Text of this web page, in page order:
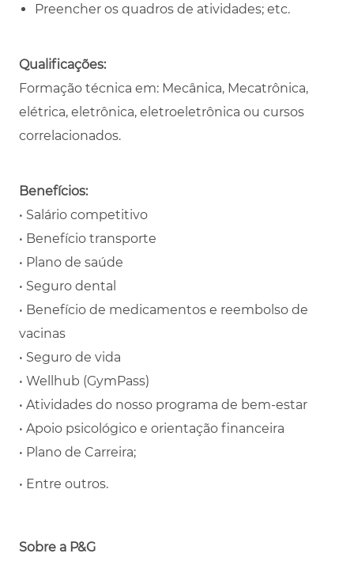
Preencher os quadros de atividades; etc.
Qualificações:
Formação técnica em: Mecânica, Mecatrônica,
elétrica, eletrônica, eletroeletrônica ou cursos
correlacionados.
Benefícios:
• Salário competitivo
• Benefício transporte
• Plano de saúde
• Seguro dental
• Benefício de medicamentos e reembolso de
vacinas
• Seguro de vida
• Wellhub (GymPass)
• Atividades do nosso programa de bem-estar
• Apoio psicológico e orientação financeira
• Plano de Carreira;
• Entre outros.
Sobre a P&G